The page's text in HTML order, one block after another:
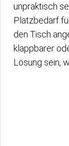
unpraktisch
Platzbedarf
den Tisch
klappbarer
Lösung sein,